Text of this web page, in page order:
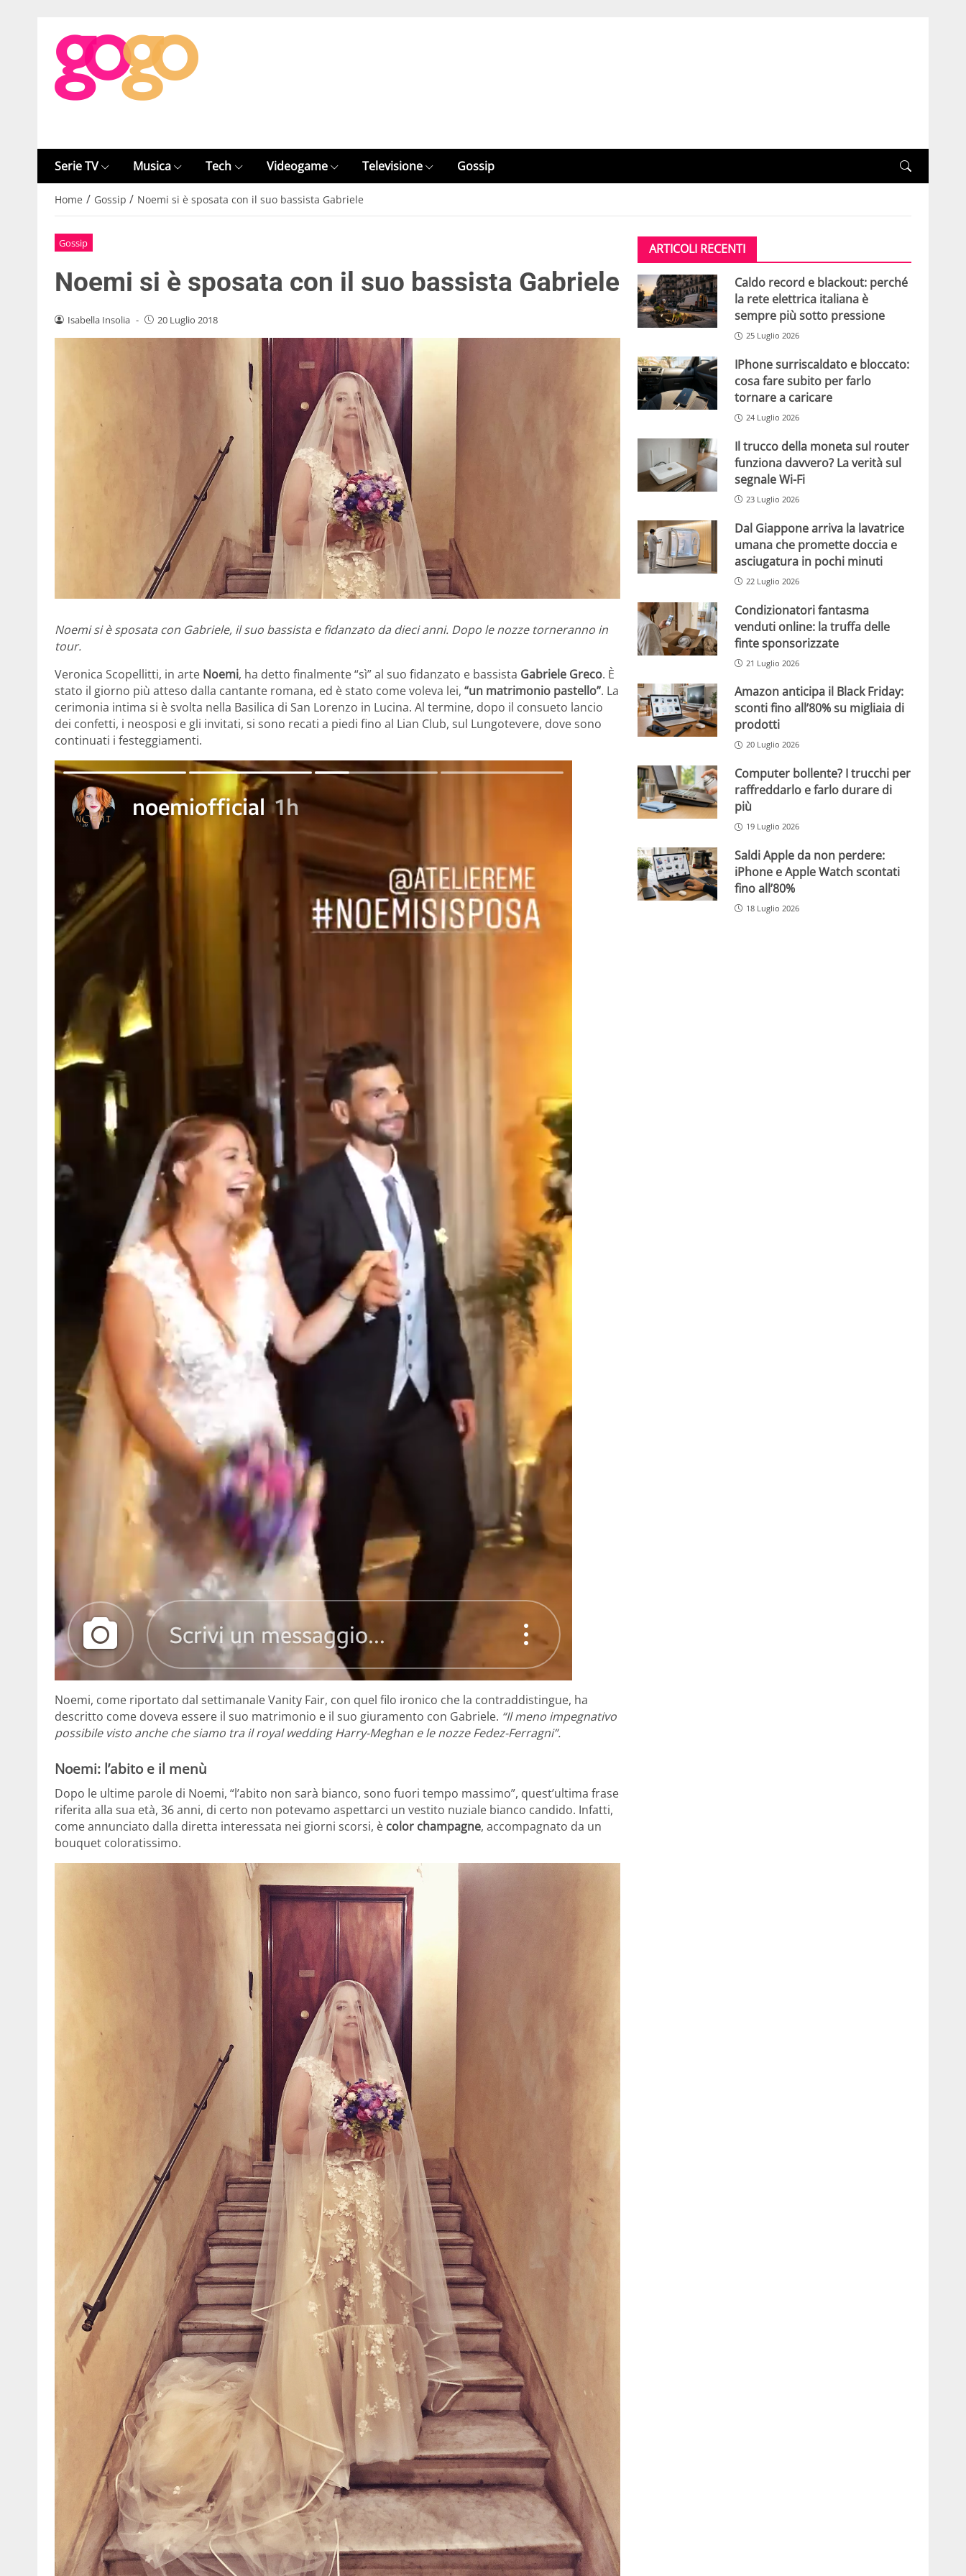
Serie TV Musica Tech Videogame Televisione Gossip
Home / Gossip / Noemi si è sposata con il suo bassista Gabriele
Gossip
Noemi si è sposata con il suo bassista Gabriele
Isabella Insolia - 20 Luglio 2018
Noemi si è sposata con Gabriele, il suo bassista e fidanzato da dieci anni. Dopo le nozze torneranno in
tour.
Veronica Scopellitti, in arte Noemi, ha detto finalmente “sì” al suo fidanzato e bassista Gabriele Greco. È
stato il giorno più atteso dalla cantante romana, ed è stato come voleva lei, “un matrimonio pastello”. La
cerimonia intima si è svolta nella Basilica di San Lorenzo in Lucina. Al termine, dopo il consueto lancio
dei confetti, i neosposi e gli invitati, si sono recati a piedi fino al Lian Club, sul Lungotevere, dove sono
continuati i festeggiamenti.
Noemi, come riportato dal settimanale Vanity Fair, con quel filo ironico che la contraddistingue, ha
descritto come doveva essere il suo matrimonio e il suo giuramento con Gabriele. “Il meno impegnativo
possibile visto anche che siamo tra il royal wedding Harry-Meghan e le nozze Fedez-Ferragni”.
Noemi: l’abito e il menù
Dopo le ultime parole di Noemi, “l’abito non sarà bianco, sono fuori tempo massimo”, quest’ultima frase
riferita alla sua età, 36 anni, di certo non potevamo aspettarci un vestito nuziale bianco candido. Infatti,
come annunciato dalla diretta interessata nei giorni scorsi, è color champagne, accompagnato da un
bouquet coloratissimo.
ARTICOLI RECENTI
Caldo record e blackout: perché
la rete elettrica italiana è
sempre più sotto pressione
25 Luglio 2026
IPhone surriscaldato e bloccato:
cosa fare subito per farlo
tornare a caricare
24 Luglio 2026
Il trucco della moneta sul router
funziona davvero? La verità sul
segnale Wi-Fi
23 Luglio 2026
Dal Giappone arriva la lavatrice
umana che promette doccia e
asciugatura in pochi minuti
22 Luglio 2026
Condizionatori fantasma
venduti online: la truffa delle
finte sponsorizzate
21 Luglio 2026
Amazon anticipa il Black Friday:
sconti fino all’80% su migliaia di
prodotti
20 Luglio 2026
Computer bollente? I trucchi per
raffreddarlo e farlo durare di
più
19 Luglio 2026
Saldi Apple da non perdere:
iPhone e Apple Watch scontati
fino all’80%
18 Luglio 2026